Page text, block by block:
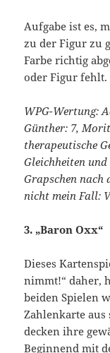
Aufgabe ist es,
zu der Figur zu
Farbe richtig
oder Figur fehlt.
WPG-Wertung:
Günther: 7,
therapeutische
Gleichheiten
Grapschen nach
nicht mein Fall:
3. „Baron Oxx“
Dieses
nimmt!“ daher,
beiden Spielen
Zahlenkarte
decken ihre
Beginnend mit